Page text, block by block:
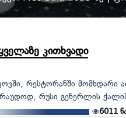
კითხვადი
რესტორანში მომხდარი
რუსი გენერლის
6011